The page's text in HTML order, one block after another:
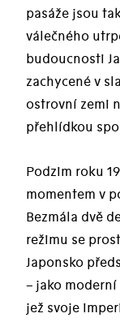
pasáže jsou
válečného
budoucnosti
zachycené v
ostrovní zemi
přehlídkou
Podzim roku
momentem v
Bezmála dvě
režimu se
Japonsko
– jako moderní
jež svoje